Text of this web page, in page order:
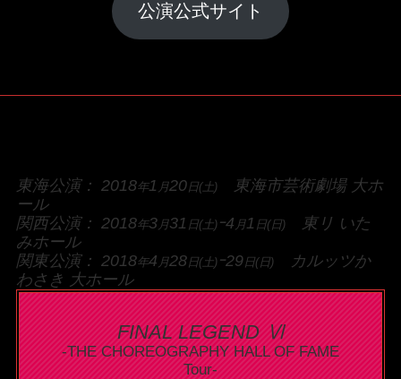
公演公式サイト
東海公演： 2018年1 月20日(土)東海市芸術劇場 大ホ
ール
関西公演： 2018年3月31 日(土)ｰ4 月1 日(日)東リ いた
みホール
関東公演： 2018年4 月28日(土)ｰ29日(日)カルッツか
わさき 大ホール
FINAL LEGEND Ⅵ
-THE CHOREOGRAPHY HALL OF FAME
Tour-